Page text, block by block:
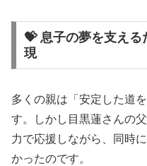
💝 息子の夢を支え
現
多くの親は「安定した道
す。しかし目黒蓮さんの
力で応援しながら、同時
かったのです。